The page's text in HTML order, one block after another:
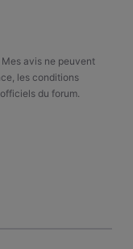
avis ne peuvent
les conditions
du forum.